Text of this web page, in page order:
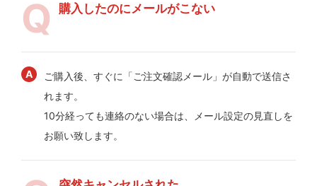
購入したのにメールがこない
ご購入後、すぐに「ご注文確認メール」が自動で送信さ
れます。
10分経っても連絡のない場合は、メール設定の見直しを
お願い致します。